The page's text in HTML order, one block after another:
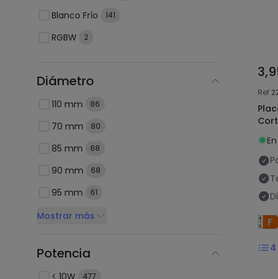
Blanco Frío 141
RGBW 2
Diámetro
110 mm 86
70 mm 80
85 mm 68
90 mm 68
95 mm 61
Mostrar más
Potencia
< 10W 477
Ref
4